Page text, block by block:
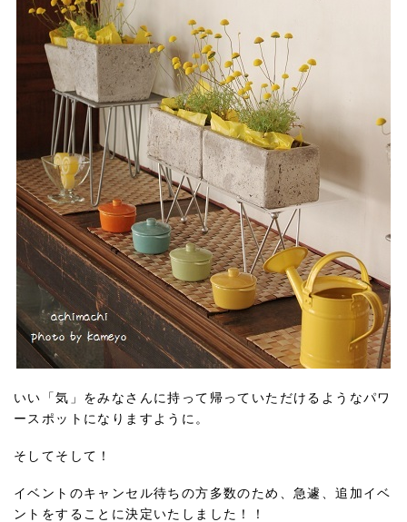
いい「気」をみなさんに持って帰っていただけるようなパワ
ースポットになりますように。
そしてそして！
イベントのキャンセル待ちの方多数のため、急遽、追加イベ
ントをすることに決定いたしました！！